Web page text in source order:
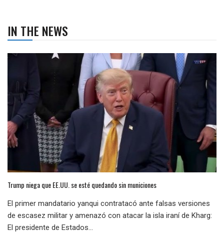
IN THE NEWS
Trump niega que EE.UU. se esté quedando sin municiones
El primer mandatario yanqui contratacó ante falsas versiones
de escasez militar y amenazó con atacar la isla iraní de Kharg:
El presidente de Estados...